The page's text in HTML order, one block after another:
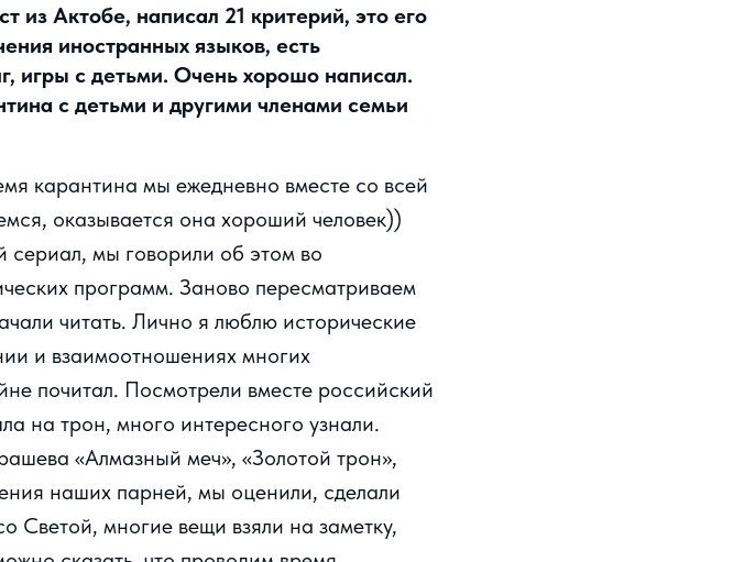
из Актобе, написал 21 критерий, это его
иностранных языков, есть
игры с детьми. Очень хорошо написал.
с детьми и другими членами семьи
карантина мы ежедневно вместе со всей
оказывается она хороший человек))
сериал, мы говорили об этом во
программ. Заново пересматриваем
читать. Лично я люблю исторические
и взаимоотношениях многих
почитал. Посмотрели вместе российский
на трон, много интересного узнали.
«Алмазный меч», «Золотой трон»,
наших парней, мы оценили, сделали
Светой, многие вещи взяли на заметку,